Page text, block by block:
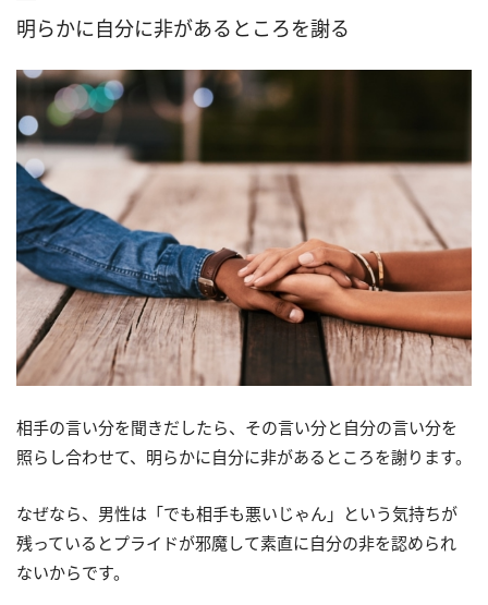
明らかに自分に非があるところを謝る
相手の言い分を聞きだしたら、その言い分と自分の言い分を
照らし合わせて、明らかに自分に非があるところを謝ります。
なぜなら、男性は「でも相手も悪いじゃん」という気持ちが
残っているとプライドが邪魔して素直に自分の非を認められ
ないからです。